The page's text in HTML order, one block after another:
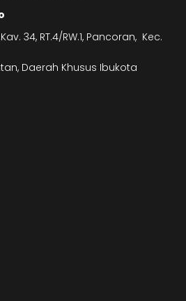
34, RT.4/RW.1, Pancoran, Kec.
Daerah Khusus Ibukota